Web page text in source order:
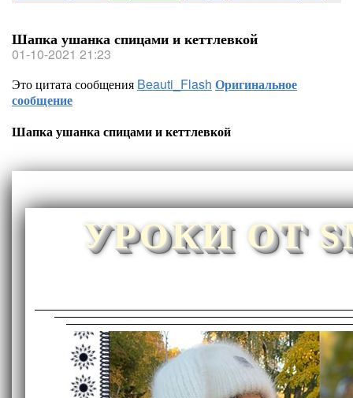
Шапка ушанка спицами и кеттлевкой
01-10-2021 21:23
Это цитата сообщения Beauti_Flash Оригинальное
сообщение
Шапка ушанка спицами и кеттлевкой
УРОКИ ОТ